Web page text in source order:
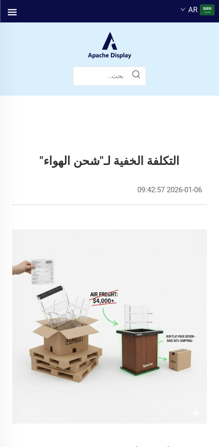
AR
التكلفة الخفية لـ"شحن الهواء"
2026-01-06 09:42:57